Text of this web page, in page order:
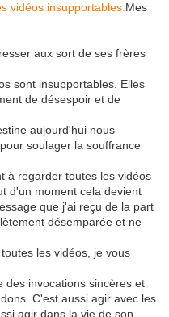
Mes
aux sort de ses frères
sont insupportables. Elles
de désespoir et de
aujourd'hui nous
soulager la souffrance
à regarder toutes les vidéos
d'un moment cela devient
que j'ai reçu de la part
désemparée et ne
les vidéos, je vous
des invocations sincères et
C'est aussi agir avec les
agir dans la vie de son